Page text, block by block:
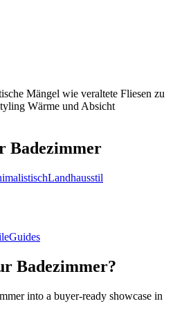
Mängel wie veraltete Fliesen zu
Wärme und Absicht
Badezimmer
Landhausstil
Guides
Badezimmer?
into a buyer-ready showcase in